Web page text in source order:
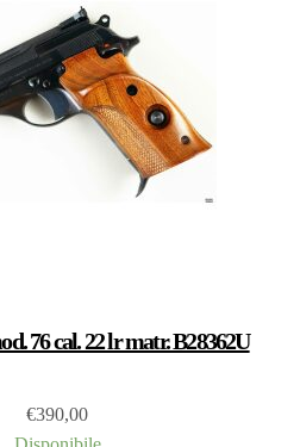
76 cal. 22 lr matr. B28362U
€390,00